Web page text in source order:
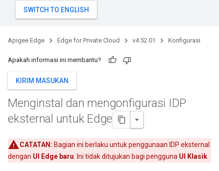
Apigee Edge Edge for Private Cloud v4.52.01 Konfigurasi
Apakah informasi ini membantu?
KIRIM MASUKAN
Menginstal dan mengonfigurasi IDP
eksternal untuk Edge
CATATAN: Bagian ini berlaku untuk penggunaan IDP eksternal
dengan UI Edge baru . Ini tidak ditujukan bagi pengguna UI Klasik